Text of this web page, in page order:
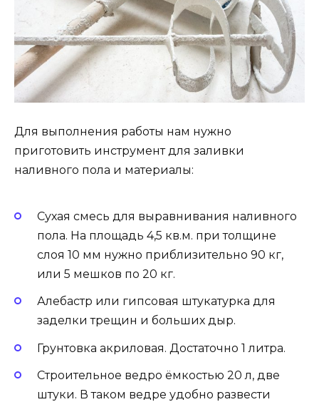
Для выполнения работы нам нужно
приготовить инструмент для заливки
наливного пола и материалы:
Сухая смесь для выравнивания наливного
пола. На площадь 4,5 кв.м. при толщине
слоя 10 мм нужно приблизительно 90 кг,
или 5 мешков по 20 кг.
Алебастр или гипсовая штукатурка для
заделки трещин и больших дыр.
Грунтовка акриловая. Достаточно 1 литра.
Строительное ведро ёмкостью 20 л, две
штуки. В таком ведре удобно развести